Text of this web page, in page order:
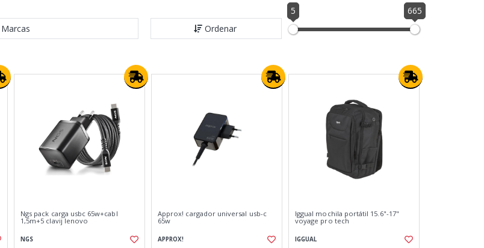
Marcas Ordenar
5 665
Ngs pack carga usbc 65w+cabl
1,5m+5 clavij lenovo
NGS
Approx! cargador universal usb-c
65w
APPROX!
Iggual mochila portátil 15.6"-17"
voyage pro tech
IGGUAL